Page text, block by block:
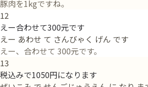
豚肉を1kgですね。
12
えー合わせて300元です
えー あわせ て さんびゃく げん です
えー、合わせて 300元です。
13
税込みで1050円になります